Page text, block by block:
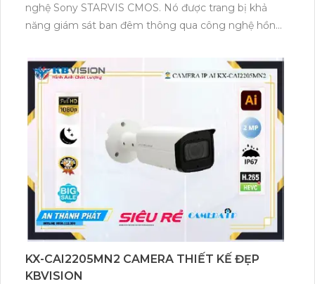
nghệ Sony STARVIS CMOS. Nó được trang bị khả
năng giám sát ban đêm thông qua công nghệ hồng
kết nối IP, nó rất dễ dàng để cài đặt và kết nối với hệ
thống mạng. Chất lượng hình ảnh 2.0 MP mang đến
cho bạn những hình ảnh rõ nét và tường minh. Công
nghệ nén video H.265+/H.265/H.264+/H.264 cho
phép tải hình ảnh nhanh chóng và tiết kiệm bộ nhớ.
Ngoài ra, thiết bị còn tích hợp công nghệ nhìn đêm
chất lượng Starlight, giúp bạn có thể quan sát rõ ràng
ngay cả trong điều kiện ánh sáng yếu.
KX-CAI2205MN2 CAMERA THIẾT KẾ ĐẸP
KBVISION